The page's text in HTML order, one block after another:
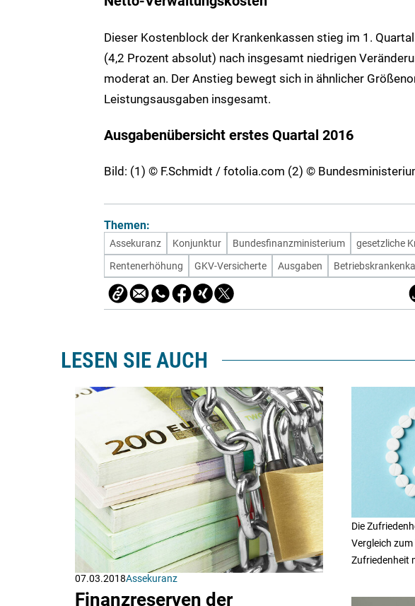
Dieser Kostenblock der Krankenkassen stieg im 1.
(4,2 Prozent absolut) nach insgesamt niedrigen
moderat an. Der Anstieg bewegt sich in ähnlicher
Leistungsausgaben insgesamt.
Ausgabenübersicht erstes Quartal 2016
Bild: (1) © F.Schmidt / fotolia.com (2) ©
Themen:
Assekuranz Konjunktur Bundesfinanzministerium gesetzliche
Rentenerhöhung
GKV-Versicherte Ausgaben
LESEN SIE AUCH
07.03.2018Assekuranz
Finanzreserven der
Die
Vergleich
Zufriedenheit